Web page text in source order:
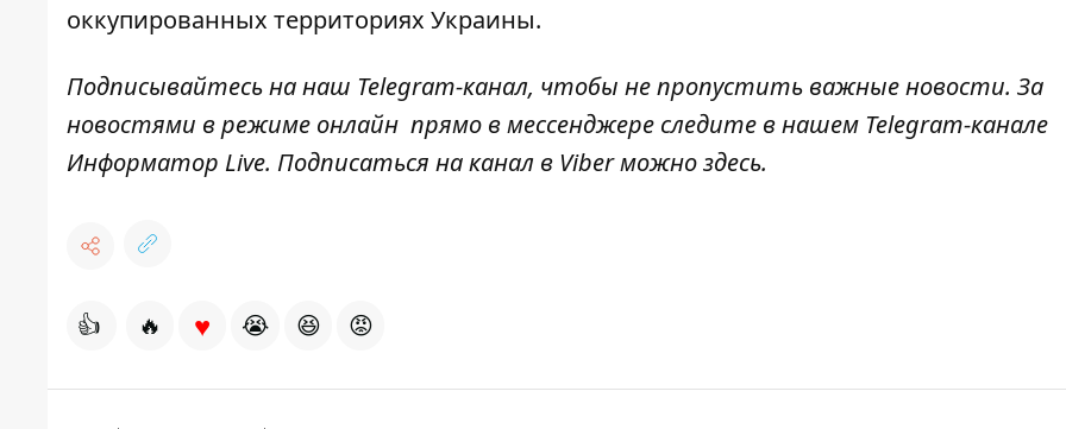
оккупированных территориях Украины.
Подписывайтесь на наш Telegram-канал, чтобы не пропустить важные новости. За
новостями в режиме онлайн прямо в мессенджере следите в нашем Telegram-канале
Информатор Live. Подписаться на канал в Viber можноздесь.
👍 🔥 ♥ 😭 😆 😡